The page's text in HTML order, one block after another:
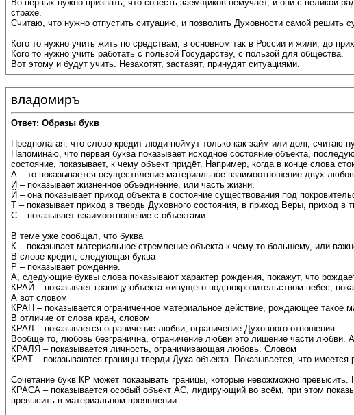
Во первых нужно признать, что совесть заёмщиков немучает, и они с великой
страхе.
Считаю, что нужно отпустить ситуацию, и позволить Духовности самой решить
Кого то нужно учить жить по средствам, в основном так в России и жили, до
Кого то нужно учить работать с пользой Государству, с пользой для общества.
Вот этому и будут учить. Незахотят, заставят, принудят ситуациями.
владомиръ
Ответ: Образы букв
Предполагая, что слово кредит люди поймут только как займ или долг,
Напоминаю, что первая буква показывает исходное состояние объекта,
состояние, показывает, к чему объект придёт. Например, когда в конце слова
А – то показывается осуществление материальное взаимоотношение двух
И – показывает жизненное объединение, или часть жизни.
Й – она показывает приход объекта в состояние существования под
Т – показывает приход в твердь Духовного состояния, в приход Веры, приход в
С – показывает взаимоотношение с объектами.
В теме уже сообщал, что буква
К – показывает материальное стремление объекта к чему то большему, или
В слове кредит, следующая буква
Р – показывает рождение.
А, следующие буквы слова показывают характер рождения, покажут, что
КРАЙ – показывает границу объекта живущего под покровительством небес,
А вот словом
КРАН – показывается ограниченное материальное действие, рождающее такое
В отличие от слова кран, словом
КРАЛ – показывается ограничение любви, ограничение Духовного отношения.
Вообще то, любовь безгранична, ограничение любви это лишение части любви.
КРАЛЯ – показывается личность, ограничивающая любовь. Словом
КРАТ – показываются границы тверди Духа объекта. Показывается, что
Сочетание букв КР может показывать границы, которые невожможно превысить.
КРАСА – показывается особый объект АС, лидирующий во всём, при этом
превысить в материальном проявлении.